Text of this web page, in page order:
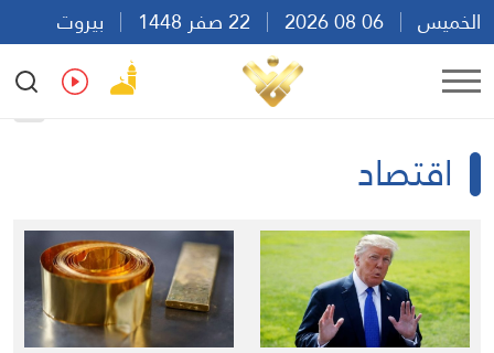
الخميس
بيروت
04:07
Ar
اقتصاد